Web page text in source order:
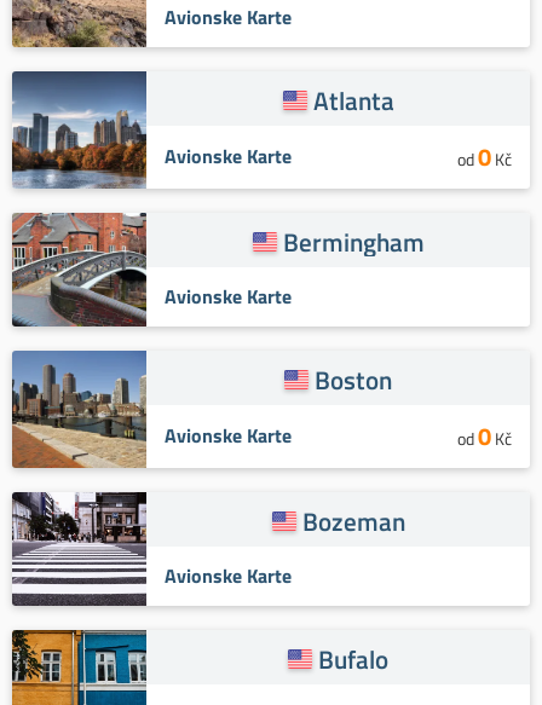
Avionske Karte
Atlanta
Avionske Karte od0Kč
Bermingham
Avionske Karte
Boston
Avionske Karte od0Kč
Bozeman
Avionske Karte
Bufalo